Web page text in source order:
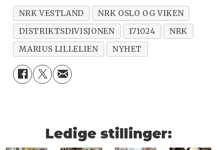
NRK VESTLAND
NRK OSLO OG VIKEN
DISTRIKTSDIVISJONEN
171024
NRK
MARIUS LILLELIEN
NYHET
Ledige stillinger: